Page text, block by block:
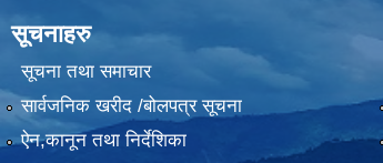
सूचनाहरु
सूचना तथा समाचार
सार्वजनिक खरीद /बोलपत्र सूचना
ऐन,कानून तथा निर्देशिका